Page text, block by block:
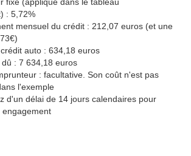
: 5,72%
mensuel du crédit : 212,07 euros (et une
auto : 634,18 euros
: 7 634,18 euros
: facultative. Son coût n'est pas
l'exemple
d'un délai de 14 jours calendaires pour
engagement